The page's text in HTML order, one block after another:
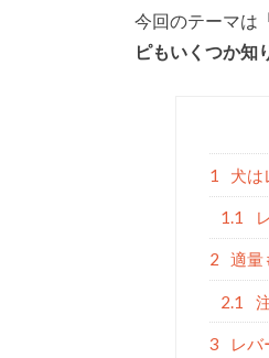
今回のテーマは
ピもいくつか知
1 犬は
1.1
2 適量
2.1
3 レバ